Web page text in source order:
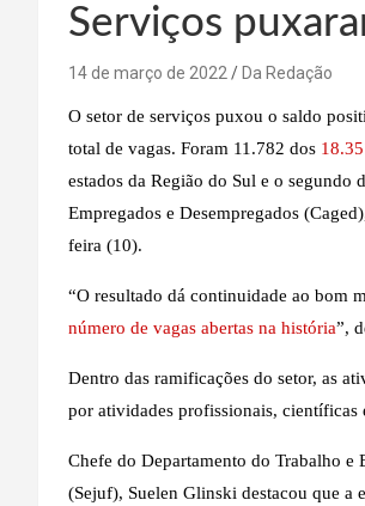
Serviços
14 de março de 2022 Da Redação
O setor de serviços puxou o saldo
total de vagas. Foram 11.782 dos
estados da Região do Sul e o segundo
Empregados e Desempregados
feira (10).
“O resultado dá continuidade ao bom
número de vagas abertas na história”,
Dentro das ramificações do setor, as
por atividades profissionais, científicas
Chefe do Departamento do Trabalho e
(Sejuf), Suelen Glinski destacou que a